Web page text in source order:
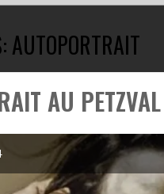
AUTOPORTRAIT
AU